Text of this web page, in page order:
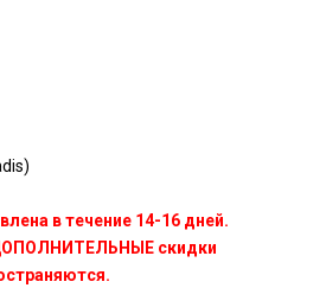
в течение 14-16 дней.
скидки